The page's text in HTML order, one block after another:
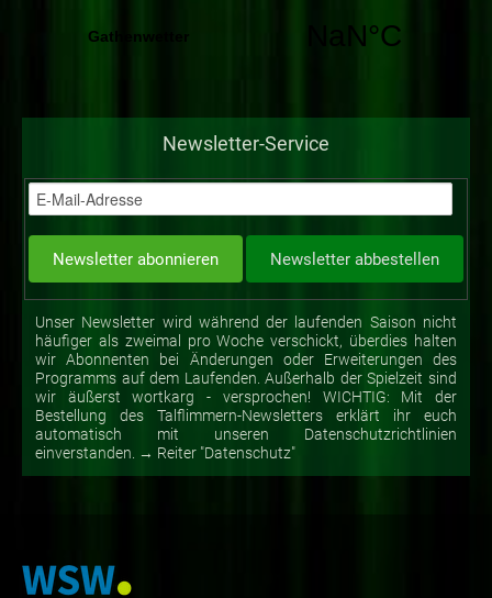
Newsletter-Service
Unser Newsletter wird während der laufenden Saison nicht
häufiger als zweimal pro Woche verschickt, überdies halten
wir Abonnenten bei Änderungen oder Erweiterungen des
Programms auf dem Laufenden. Außerhalb der Spielzeit sind
wir äußerst wortkarg - versprochen! WICHTIG: Mit der
Bestellung des Talflimmern-Newsletters erklärt ihr euch
automatisch mit unseren Datenschutzrichtlinien
einverstanden. → Reiter "Datenschutz"